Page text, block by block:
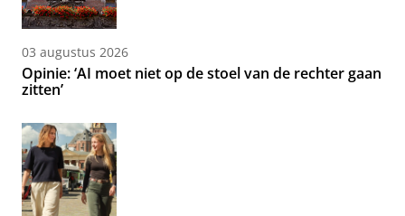
03 augustus 2026
Opinie: ‘AI moet niet op de stoel van de rechter gaan
zitten’